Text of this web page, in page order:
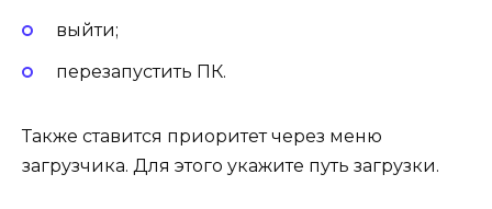
выйти;
перезапустить ПК.
Также ставится приоритет через меню
загрузчика. Для этого укажите путь загрузки.